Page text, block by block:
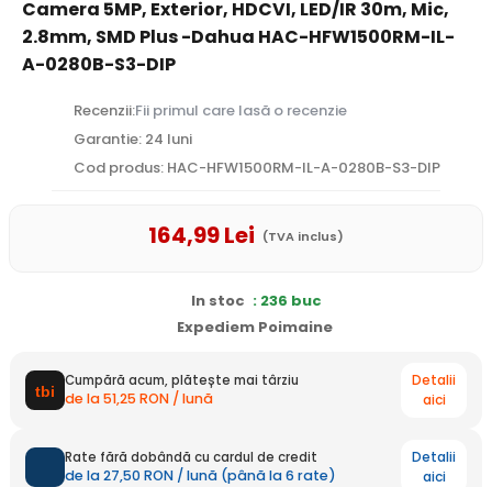
Camera 5MP, Exterior, HDCVI, LED/IR 30m, Mic,
2.8mm, SMD Plus -Dahua HAC-HFW1500RM-IL-
A-0280B-S3-DIP
Recenzii:Fii primul care lasă o recenzie
Garantie: 24 luni
Cod produs: HAC-HFW1500RM-IL-A-0280B-S3-DIP
164,99Lei (TVA inclus)
In stoc : 236 buc
Expediem Poimaine
Cumpără acum, plătește mai târziu
de la 51,25 RON / lună
Detalii
aici
Rate fără dobândă cu cardul de credit
de la 27,50 RON / lună (până la 6 rate)
Detalii
aici